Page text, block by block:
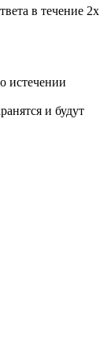
в течение 2х
истечении
и будут